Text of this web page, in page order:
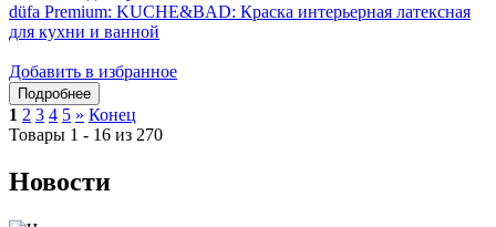
düfa Premium: KUCHE&BAD: Краска интерьерная латексная
для кухни и ванной
Добавить в избранное
1 2 3 4 5 » Конец
Товары 1 - 16 из 270
Новости